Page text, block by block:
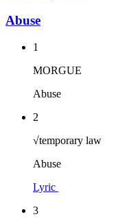
Abuse
1
MORGUE
Abuse
2
√temporary law
Abuse
Lyric
3